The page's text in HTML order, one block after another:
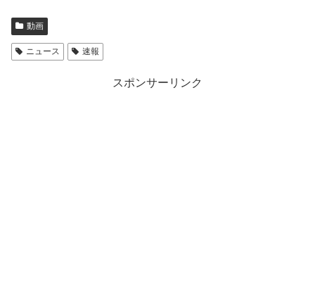
動画
ニュース 速報
スポンサーリンク